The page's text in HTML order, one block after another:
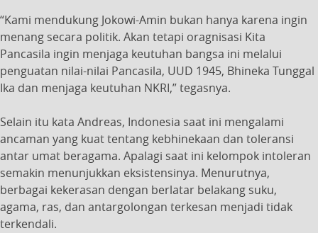
“Kami mendukung Jokowi-Amin bukan hanya karena ingin
menang secara politik. Akan tetapi oragnisasi Kita
Pancasila ingin menjaga keutuhan bangsa ini melalui
penguatan nilai-nilai Pancasila, UUD 1945, Bhineka Tunggal
Ika dan menjaga keutuhan NKRI,” tegasnya.
Selain itu kata Andreas, Indonesia saat ini mengalami
ancaman yang kuat tentang kebhinekaan dan toleransi
antar umat beragama. Apalagi saat ini kelompok intoleran
semakin menunjukkan eksistensinya. Menurutnya,
berbagai kekerasan dengan berlatar belakang suku,
agama, ras, dan antargolongan terkesan menjadi tidak
terkendali.